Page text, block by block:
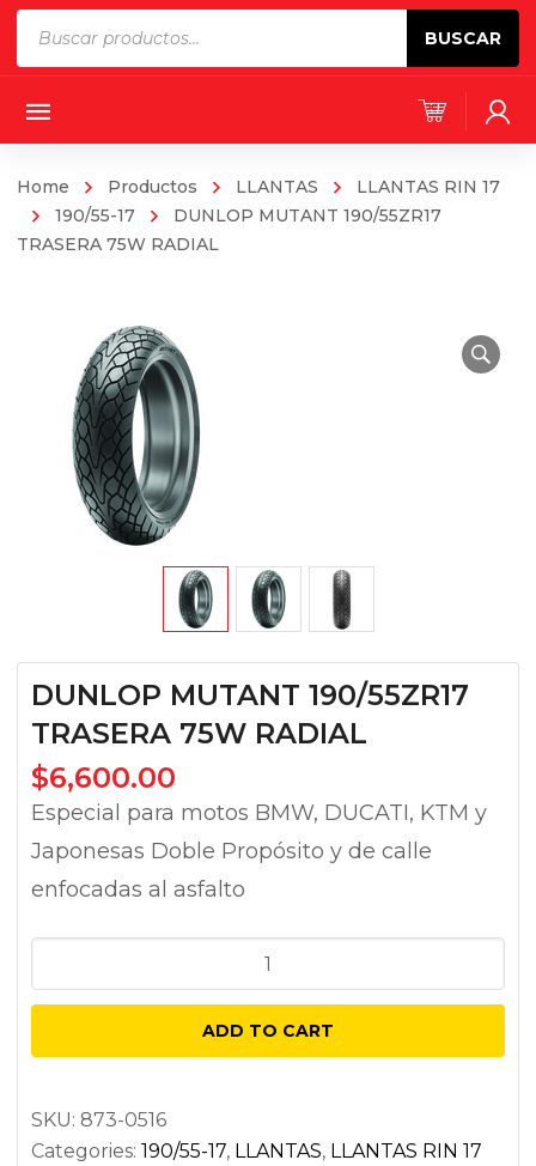
BUSCAR
Home Productos LLANTAS
LLANTAS RIN 17
190/55-17
DUNLOP MUTANT 190/55ZR17
TRASERA 75W RADIAL
DUNLOP MUTANT 190/55ZR17
TRASERA 75W RADIAL
$6,600.00
Especial para motos BMW, DUCATI, KTM y
Japonesas Doble Propósito y de calle
enfocadas al asfalto
MUTANT
TRASERA
RADIAL
quantity
ADD TO CART
SKU: 873-0516
Categories: 190/55-17, LLANTAS, LLANTAS RIN 17